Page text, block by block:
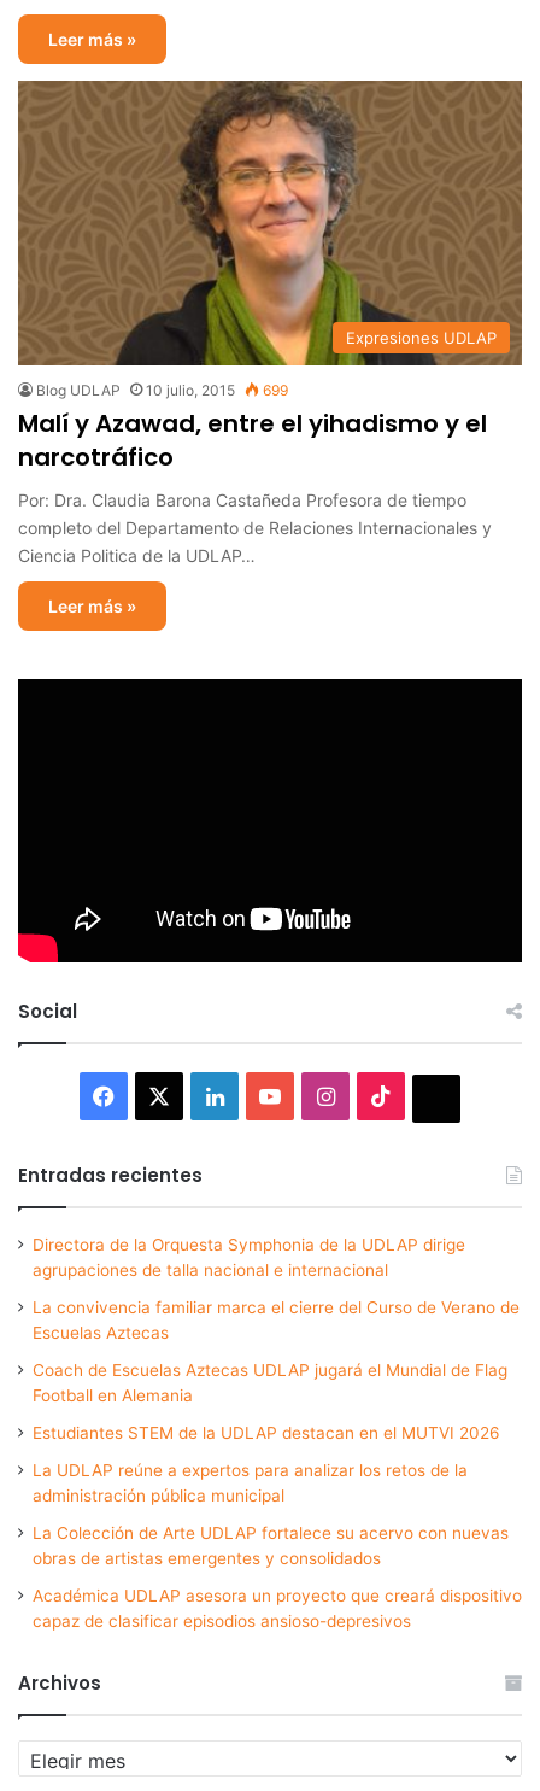
Leer más »
Expresiones UDLAP
Blog UDLAP 10 julio, 2015 699
Malí y Azawad, entre el yihadismo y el
narcotráfico
Por: Dra. Claudia Barona Castañeda Profesora de tiempo
completo del Departamento de Relaciones Internacionales y
Ciencia Politica de la UDLAP…
Leer más »
Social
Facebook LinkedInYouTubeInstagram
Entradas recientes
Directora de la Orquesta Symphonia de la UDLAP dirige
agrupaciones de talla nacional e internacional
La convivencia familiar marca el cierre del Curso de Verano de
Escuelas Aztecas
Coach de Escuelas Aztecas UDLAP jugará el Mundial de Flag
Football en Alemania
Estudiantes STEM de la UDLAP destacan en el MUTVI 2026
La UDLAP reúne a expertos para analizar los retos de la
administración pública municipal
La Colección de Arte UDLAP fortalece su acervo con nuevas
obras de artistas emergentes y consolidados
Académica UDLAP asesora un proyecto que creará dispositivo
capaz de clasificar episodios ansioso-depresivos
Archivos
Archivos